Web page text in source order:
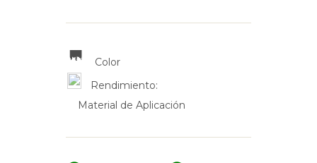
Color
Rendimiento:
Material de Aplicación